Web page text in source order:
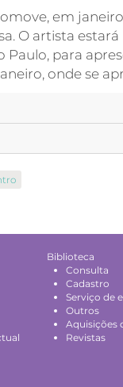
em
O artista
Paulo, para
onde se
Biblioteca
Consulta
Cadastro
Serviço de
Outros
Aquisições
Revistas